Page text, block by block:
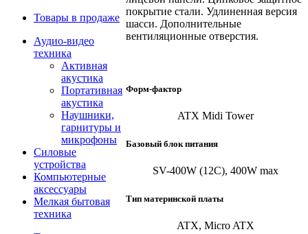
Товары в продаже
Аудио-видео
техника
Активная
акустика
Портативная
акустика
Наушники,
гарнитуры и
микрофоны
Силовые
устройства
Компьютерные
аксессуары
Мелкая бытовая
техника
покрытие стали. Удлиненная версия
шасси. Дополнительные
вентиляционные отверстия.
Форм-фактор
ATX Midi Tower
Базовый блок питания
SV-400W (12C), 400W max
Тип материнской платы
ATX, Micro ATX